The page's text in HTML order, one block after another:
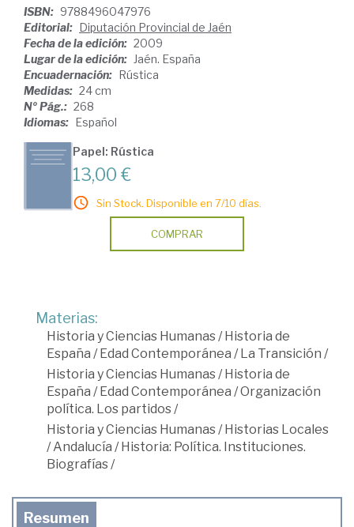
ISBN: 9788496047976
Editorial: Diputación Provincial de Jaén
Fecha de la edición: 2009
Lugar de la edición: Jaén. España
Encuadernación: Rústica
Medidas: 24 cm
Nº Pág.: 268
Idiomas: Español
Papel: Rústica
13,00 €
Sin Stock. Disponible en 7/10 días.
COMPRAR
Materias:
Historia y Ciencias Humanas/Historia de
España /Edad Contemporánea /La Transición /
Historia y Ciencias Humanas/Historia de
España /Edad Contemporánea /Organización
política. Los partidos/
Historia y Ciencias Humanas/Historias Locales
/Andalucía /Historia: Política. Instituciones.
Biografías/
Resumen